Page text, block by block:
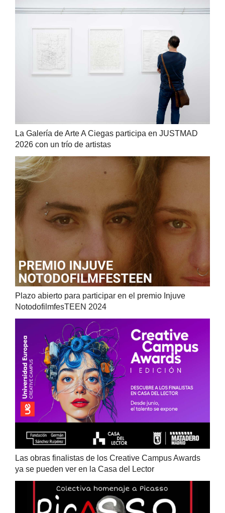
La Galería de Arte A Ciegas participa en JUSTMAD
2026 con un trío de artistas
Plazo abierto para participar en el premio Injuve
NotodofilmfesTEEN 2024
Las obras finalistas de los Creative Campus Awards
ya se pueden ver en la Casa del Lector